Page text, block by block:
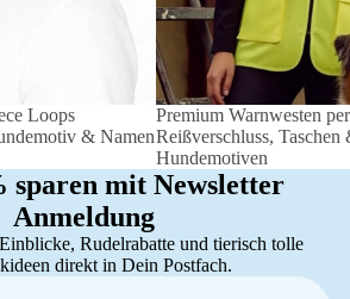
Loops
& Namen
Premium Warnwesten
Reißverschluss, Taschen
Hundemotiven
sparen mit Newsletter
Anmeldung
Rudelrabatte und tierisch tolle
direkt in Dein Postfach.